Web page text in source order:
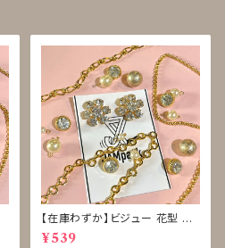
【在庫わずか】ビジュー 花型 雪
型 ボタン 再販なし
¥539